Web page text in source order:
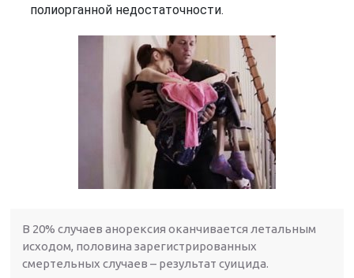
полиорганной недостаточности.
В 20% случаев анорексия оканчивается летальным
исходом, половина зарегистрированных
смертельных случаев – результат суицида.